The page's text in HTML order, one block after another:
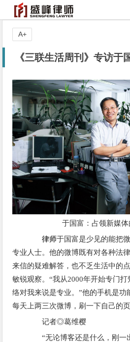
《三联生活周刊》专访于
于国富：占领新媒
律师于国富是少见的能把
专业人士。他的微博既有对各种法
来信的疑难解答，也不乏生活中的
敏锐观察。“我从2000年开始专门
络对我来说是专业。”他的手机是功
每天上两三次微博，刷一下自己的页
记者◎葛维樱
“无论博客还是什么，刚一
A+